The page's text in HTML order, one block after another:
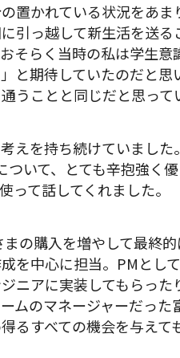
置かれている状況をあ
引っ越して新生活を送
そらく当時の私は学生
と期待していたのだと
うことと同じだと思って
えを持ち続けていまし
いて、とても辛抱強く優
って話してくれました。
の購入を増やして最終
を中心に担当。PMとし
ニアに実装してもらっ
ムのマネージャーだっ
るすべての機会を与え